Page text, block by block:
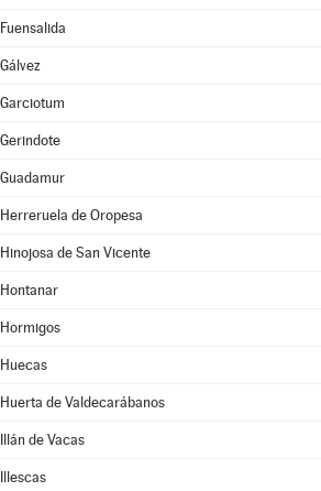
Fuensalida
Gálvez
Garciotum
Gerindote
Guadamur
Herreruela de Oropesa
Hinojosa de San Vicente
Hontanar
Hormigos
Huecas
Huerta de Valdecarábanos
Illán de Vacas
Illescas